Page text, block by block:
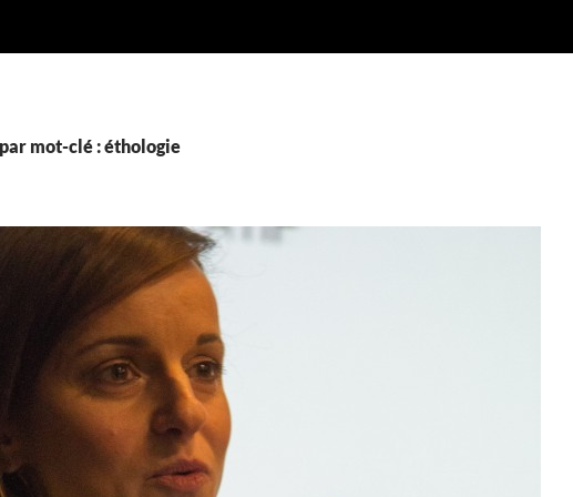
mot-clé : éthologie